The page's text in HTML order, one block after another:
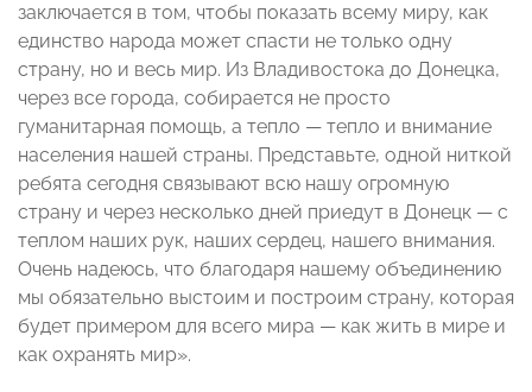
заключается в том, чтобы показать всему миру, как
единство народа может спасти не только одну
страну, но и весь мир. Из Владивостока до Донецка,
через все города, собирается не просто
гуманитарная помощь, а тепло — тепло и внимание
населения нашей страны. Представьте, одной ниткой
ребята сегодня связывают всю нашу огромную
страну и через несколько дней приедут в Донецк — с
теплом наших рук, наших сердец, нашего внимания.
Очень надеюсь, что благодаря нашему объединению
мы обязательно выстоим и построим страну, которая
будет примером для всего мира — как жить в мире и
как охранять мир».